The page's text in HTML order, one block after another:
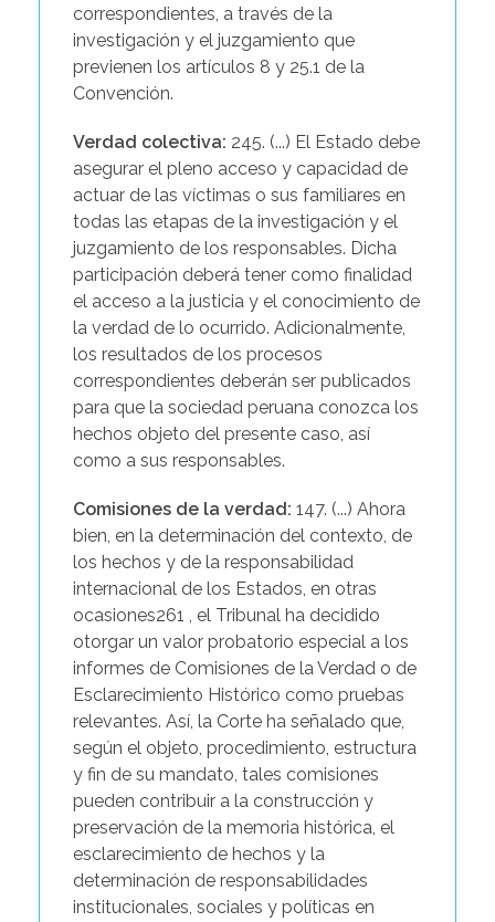
correspondientes, a través de la
investigación y el juzgamiento que
previenen los artículos 8 y 25.1 de la
Convención.
Verdad colectiva: 245. (...) El Estado debe
asegurar el pleno acceso y capacidad de
actuar de las víctimas o sus familiares en
todas las etapas de la investigación y el
juzgamiento de los responsables. Dicha
participación deberá tener como finalidad
el acceso a la justicia y el conocimiento de
la verdad de lo ocurrido. Adicionalmente,
los resultados de los procesos
correspondientes deberán ser publicados
para que la sociedad peruana conozca los
hechos objeto del presente caso, así
como a sus responsables.
Comisiones de la verdad: 147. (...) Ahora
bien, en la determinación del contexto, de
los hechos y de la responsabilidad
internacional de los Estados, en otras
ocasiones261 , el Tribunal ha decidido
otorgar un valor probatorio especial a los
informes de Comisiones de la Verdad o de
Esclarecimiento Histórico como pruebas
relevantes. Así, la Corte ha señalado que,
según el objeto, procedimiento, estructura
y fin de su mandato, tales comisiones
pueden contribuir a la construcción y
preservación de la memoria histórica, el
esclarecimiento de hechos y la
determinación de responsabilidades
institucionales, sociales y políticas en